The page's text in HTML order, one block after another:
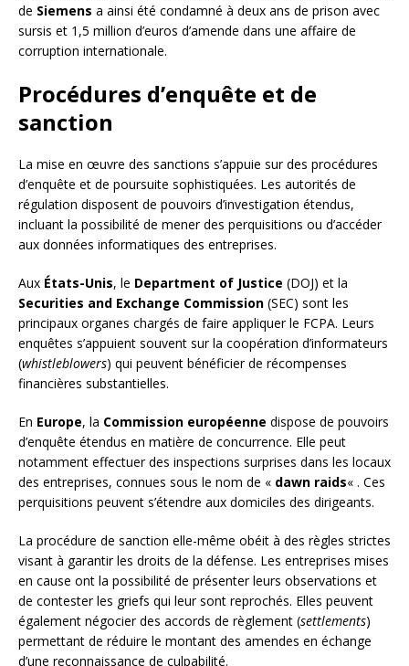
de Siemens a ainsi été condamné à deux ans de prison avec
sursis et 1,5 million d’euros d’amende dans une affaire de
corruption internationale.
Procédures d’enquête et de
sanction
La mise en œuvre des sanctions s’appuie sur des procédures
d’enquête et de poursuite sophistiquées. Les autorités de
régulation disposent de pouvoirs d’investigation étendus,
incluant la possibilité de mener des perquisitions ou d’accéder
aux données informatiques des entreprises.
Aux États-Unis, le Department of Justice (DOJ) et la
Securities and Exchange Commission (SEC) sont les
principaux organes chargés de faire appliquer le FCPA. Leurs
enquêtes s’appuient souvent sur la coopération d’informateurs
(whistleblowers) qui peuvent bénéficier de récompenses
financières substantielles.
En Europe, la Commission européenne dispose de pouvoirs
d’enquête étendus en matière de concurrence. Elle peut
notamment effectuer des inspections surprises dans les locaux
des entreprises, connues sous le nom de « dawn raids« . Ces
perquisitions peuvent s’étendre aux domiciles des dirigeants.
La procédure de sanction elle-même obéit à des règles strictes
visant à garantir les droits de la défense. Les entreprises mises
en cause ont la possibilité de présenter leurs observations et
de contester les griefs qui leur sont reprochés. Elles peuvent
également négocier des accords de règlement (settlements)
permettant de réduire le montant des amendes en échange
d’une reconnaissance de culpabilité.